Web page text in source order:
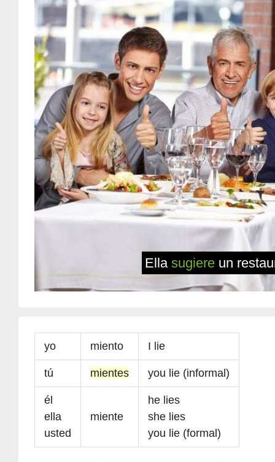
Ella sugiere un
yo miento I lie
tú mientes you lie (informal)
él
ella
usted
miente
he lies
she lies
you lie (formal)